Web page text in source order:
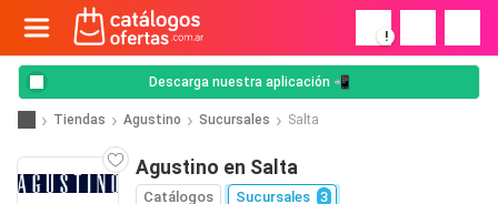
!
Descarga nuestra aplicación 📲
Tiendas Agustino Sucursales Salta
Agustino en Salta
Catálogos Sucursales 3